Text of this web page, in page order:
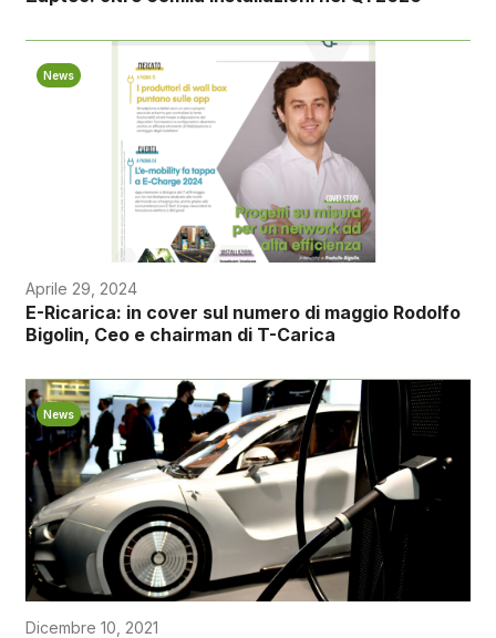
News
Aprile 29, 2024
E-Ricarica: in cover sul numero di maggio Rodolfo
Bigolin, Ceo e chairman di T-Carica
News
Dicembre 10, 2021